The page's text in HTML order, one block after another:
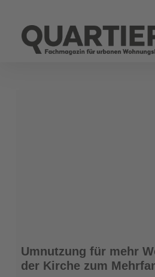
Umnutzung
für
mehr
Umnutzung für mehr
der Kirche zum